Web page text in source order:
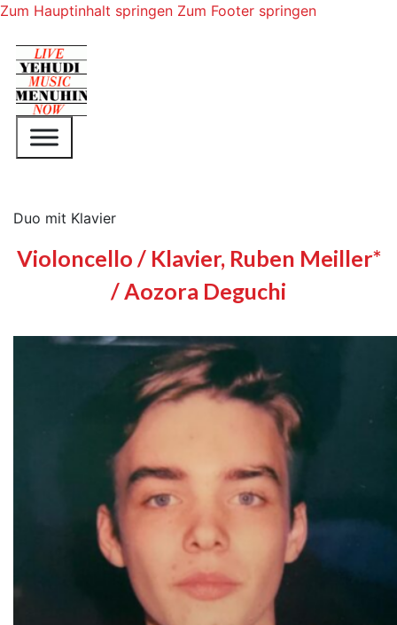
Zum Hauptinhalt springen Zum Footer springen
Duo mit Klavier
Violoncello / Klavier, Ruben Meiller*
/ Aozora Deguchi